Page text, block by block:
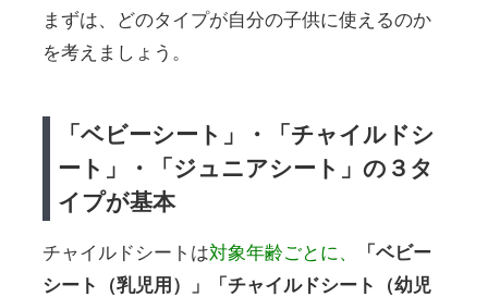
まずは、どのタイプが自分の子供に使えるのか
を考えましょう。
「ベビーシート」・「チャイルドシ
ート」・「ジュニアシート」の３タ
イプが基本
チャイルドシートは対象年齢ごとに、
「ベビー
シート（乳児用）」「チャイルドシート（幼児